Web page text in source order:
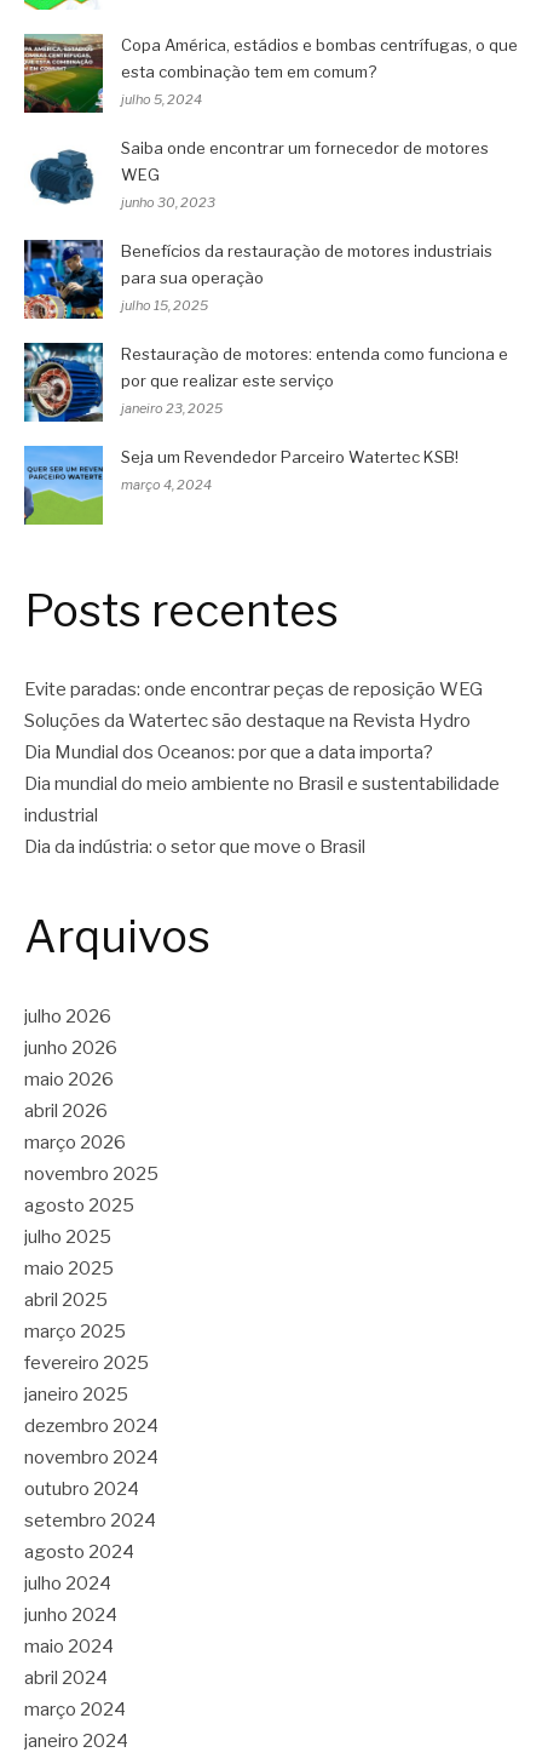
Copa América, estádios e bombas centrífugas, o que
esta combinação tem em comum?
julho 5, 2024
Saiba onde encontrar um fornecedor de motores
WEG
junho 30, 2023
Benefícios da restauração de motores industriais
para sua operação
julho 15, 2025
Restauração de motores: entenda como funciona e
por que realizar este serviço
janeiro 23, 2025
Seja um Revendedor Parceiro Watertec KSB!
março 4, 2024
Posts recentes
Evite paradas: onde encontrar peças de reposição WEG
Soluções da Watertec são destaque na Revista Hydro
Dia Mundial dos Oceanos: por que a data importa?
Dia mundial do meio ambiente no Brasil e sustentabilidade
industrial
Dia da indústria: o setor que move o Brasil
Arquivos
julho 2026
junho 2026
maio 2026
abril 2026
março 2026
novembro 2025
agosto 2025
julho 2025
maio 2025
abril 2025
março 2025
fevereiro 2025
janeiro 2025
dezembro 2024
novembro 2024
outubro 2024
setembro 2024
agosto 2024
julho 2024
junho 2024
maio 2024
abril 2024
março 2024
janeiro 2024